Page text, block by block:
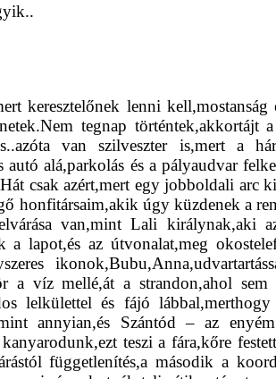
keresztelőnek lenni
tegnap
van szilveszter is,mert a
alá,parkolás és a pályaudvar
csak azért,mert egy jobboldali arc
honfitársaim,akik úgy küzdenek a
van,mint Lali királynak,aki
a lapot,és az útvonalat,meg
a víz mellé,át a strandon,ahol
lelkülettel és fájó
annyian,és Szántód – az
teszi a fára,kőre
függetlenítés,a második a